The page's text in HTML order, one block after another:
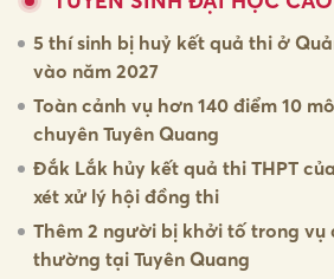
5 thí sinh bị huỷ kết quả thi ở
vào năm 2027
Toàn cảnh vụ hơn 140 điểm 10
chuyên Tuyên Quang
Đắk Lắk hủy kết quả thi THPT
xét xử lý hội đồng thi
Thêm 2 người bị khởi tố trong vụ
thường tại Tuyên Quang